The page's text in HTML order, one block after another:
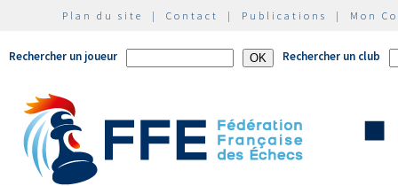
Plan du site | Contact | Publications | Mon
Rechercher un joueur Rechercher un club